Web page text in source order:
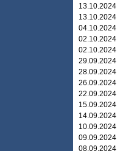
13.10.2024
13.10.2024
04.10.2024
02.10.2024
02.10.2024
29.09.2024
28.09.2024
26.09.2024
22.09.2024
15.09.2024
14.09.2024
10.09.2024
09.09.2024
08.09.2024